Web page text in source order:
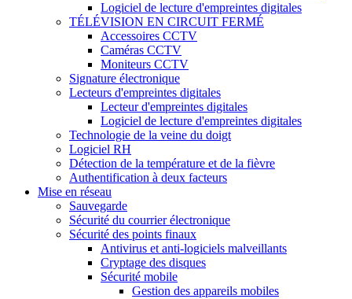
Logiciel de lecture d'empreintes digitales
TÉLÉVISION EN CIRCUIT FERMÉ
Accessoires CCTV
Caméras CCTV
Moniteurs CCTV
Signature électronique
Lecteurs d'empreintes digitales
Lecteur d'empreintes digitales
Logiciel de lecture d'empreintes digitales
Technologie de la veine du doigt
Logiciel RH
Détection de la température et de la fièvre
Authentification à deux facteurs
Mise en réseau
Sauvegarde
Sécurité du courrier électronique
Sécurité des points finaux
Antivirus et anti-logiciels malveillants
Cryptage des disques
Sécurité mobile
Gestion des appareils mobiles